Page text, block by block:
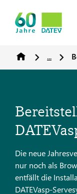
...
Die neue
nur noch als
entfällt die
DATEVasp-